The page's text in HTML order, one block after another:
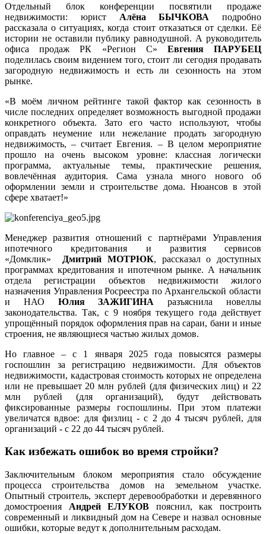
Отдельный блок конференции посвятили продаже
недвижимости: юрист Алёна БЫЧКОВА подробно
рассказала о ситуациях, когда стоит отказаться от сделки. Её
истории не оставили публику равнодушной. А руководитель
офиса продаж РК «Регион С» Евгения ПАРУБЕЦ
поделилась своим видением того, стоит ли сегодня продавать
загородную недвижимость и есть ли сезонность на этом
рынке.
«В моём личном рейтинге такой фактор как сезонность в
числе последних определяет возможность выгодной продажи
конкретного объекта. Зато его часто используют, чтобы
оправдать неумение или нежелание продать загородную
недвижимость, – считает Евгения. – В целом мероприятие
прошло на очень высоком уровне: классная логически
программа, актуальные темы, практические решения,
вовлечённая аудитория. Сама узнала много нового об
оформлении земли и строительстве дома. Нюансов в этой
сфере хватает!»
Менеджер развития отношений с партнёрами Управления
ипотечного кредитования и развития сервисов
«Домклик» Дмитрий МОТРЮК, рассказал о доступных
программах кредитования и ипотечном рынке. А начальник
отдела регистрации объектов недвижимости жилого
назначения Управления Росреестра по Архангельской области
и НАО Юлия ЗАЖИГИНА разъяснила новеллы
законодательства. Так, с 9 ноября текущего года действует
упрощённый порядок оформления прав на сараи, бани и иные
строения, не являющиеся частью жилых домов.
Но главное – с 1 января 2025 года повысятся размеры
госпошлин за регистрацию недвижимости. Для объектов
недвижимости, кадастровая стоимость которых не определена
или не превышает 20 млн рублей (для физических лиц) и 22
млн рублей (для организаций), будут действовать
фиксированные размеры госпошлины. При этом платежи
увеличатся вдвое: для физлиц - с 2 до 4 тысяч рублей, для
организаций - с 22 до 44 тысяч рублей.
Как избежать ошибок во время стройки?
Заключительным блоком мероприятия стало обсуждение
процесса строительства домов на земельном участке.
Опытный строитель, эксперт деревообработки и деревянного
домостроения Андрей ЕЛУКОВ пояснил, как построить
современный и ликвидный дом на Севере и назвал основные
ошибки, которые ведут к дополнительным расходам.